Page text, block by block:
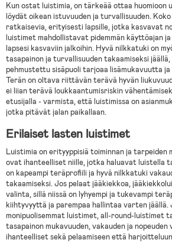
Kun ostat luistimia, on tärkeää ottaa huomioon
löydät oikean istuvuuden ja turvallisuuden.
ratkaisevia, erityisesti lapsille, jotka kasvavat
luistimet mahdollistavat pidemmän käyttöajan
lapsesi kasvaviin jalkoihin. Hyvä nilkkatuki on
tasapainon ja turvallisuuden takaamiseksi jäällä,
pehmustettu sisäpuoli tarjoaa lisämukavuutta
Terän on oltava riittävän terävä hyvän
ei liian terävä loukkaantumisriskin
etusijalla - varmista, että luistimissa on
jotka pitävät jalan paikallaan.
Erilaiset lasten luistimet
Luistimia on erityyppisiä toiminnan ja tarpeiden
ovat ihanteelliset niille, jotka haluavat luistella
on kapeampi teräprofiili ja hyvä nilkkatuki
takaamiseksi. Jos pelaat jääkiekkoa,
valinta, sillä niissä on lyhyempi ja tukevampi
kiihtyvyyttä ja parempaa hallintaa varten jäällä.
monipuolisemmat luistimet, all-round-luistimet
tasapainon mukavuuden, vakauden ja nopeuden
ihanteelliset sekä pelaamiseen että